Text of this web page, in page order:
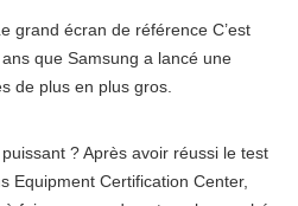
grand écran de référence C’est
que Samsung a lancé une
de plus en plus gros.
? Après avoir réussi le test
Equipment Certification Center,